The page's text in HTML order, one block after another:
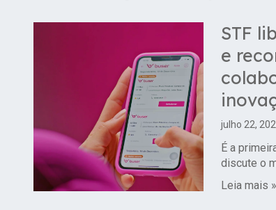
STF
e
julho 22,
É a
discute o
Leia mais »